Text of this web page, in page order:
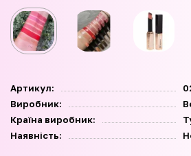
Артикул:
Виробник:
Країна виробник:
Наявність: